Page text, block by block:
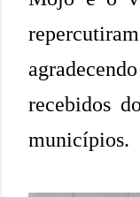
recebidos
municípios.